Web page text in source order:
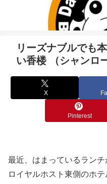
リーズナブルでも
い香楼 （シャンロー
X
Pinterest
最近、はまっているランチ
ロイヤルホスト東側のホ